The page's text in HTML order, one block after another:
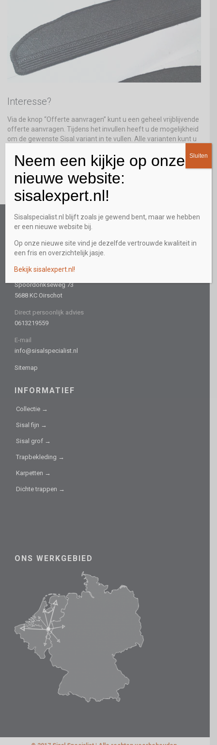
Interesse?
Via de knop “Offerte aanvragen” kunt u een geheel vrijblijvende
offerte aanvragen. Tijdens het invullen heeft u de mogelijkheid
om de gewenste Sisal variant in te vullen. Alle varianten kunt u
OFFERTE AANVRAGEN
DE SISAL SPECIALIST
Interesse? Wij nemen graag met u alle mogelijkheden door.
Schroom dus niet en bel direct met een adviseur!
CONTACTGEGEVENS
Spoordonkseweg 73
5688 KC Oirschot
Direct persoonlijk advies
0613219559
E-mail
info@sisalspecialist.nl
Sitemap
INFORMATIEF
Collectie →
Sisal fijn →
Sisal grof →
Trapbekleding →
Karpetten →
Dichte trappen →
ONS WERKGEBIED
Neem een kijkje op onze
nieuwe website:
sisalexpert.nl!
Sisalspecialist.nl blijft zoals je gewend bent, maar we hebben
er een nieuwe website bij.
Op onze nieuwe site vind je dezelfde vertrouwde kwaliteit in
een fris en overzichtelijk jasje.
Bekijk sisalexpert.nl!
Sluiten